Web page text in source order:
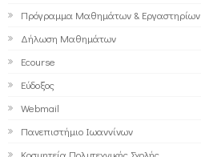
Πρόγραμμα Μαθημάτων & Εργαστηρίων
Δήλωση Μαθημάτων
Ecourse
Εύδοξος
Webmail
Πανεπιστήμιο Ιωαννίνων